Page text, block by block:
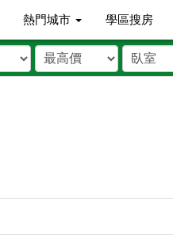
熱門城市 學區搜房